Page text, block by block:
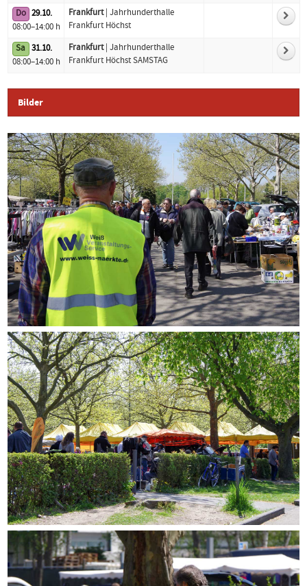
Do 29.10.
08:00–14:00 h
Frankfurt| Jahrhunderthalle
Frankfurt Höchst
Sa 31.10.
08:00–14:00 h
Frankfurt| Jahrhunderthalle
Frankfurt Höchst SAMSTAG
Bilder